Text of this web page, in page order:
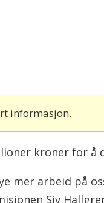
informasjon.
kroner for å
mer arbeid på
Siv